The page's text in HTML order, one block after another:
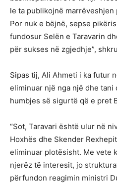
le ta publikojnë marrëveshjen
Por nuk e bëjnë, sepse
fundosur Selën e Taravarin
për sukses në zgjedhje”,
Sipas tij, Ali Ahmeti i ka futur
eliminuar një nga një dhe tani
humbjes së sigurtë që e pret
“Sot, Taravari është ulur në
Hoxhës dhe Skender
eliminuar plotësisht. Me vete
njerëz të interesit, jo
përfundon reagimin ministri